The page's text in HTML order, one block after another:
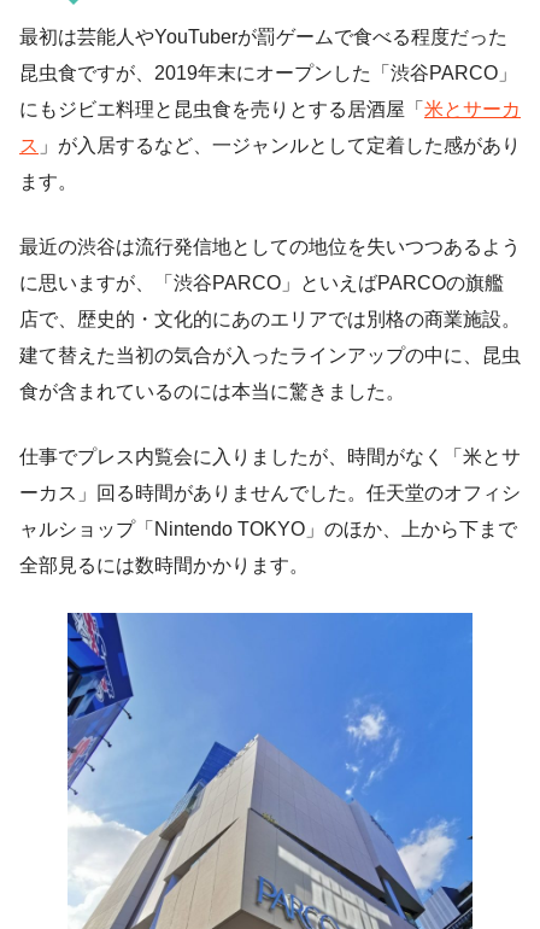
最初は芸能人やYouTuberが罰ゲームで食べる程度だった
昆虫食ですが、2019年末にオープンした「渋谷PARCO」
にもジビエ料理と昆虫食を売りとする居酒屋「 米とサーカ
ス 」が入居するなど、一ジャンルとして定着した感があり
ます。
最近の渋谷は流行発信地としての地位を失いつつあるよう
に思いますが、「渋谷PARCO」といえばPARCOの旗艦
店で、歴史的・文化的にあのエリアでは別格の商業施設。
建て替えた当初の気合が入ったラインアップの中に、昆虫
食が含まれているのには本当に驚きました。
仕事でプレス内覧会に入りましたが、時間がなく「米とサ
ーカス」回る時間がありませんでした。任天堂のオフィシ
ャルショップ「Nintendo TOKYO」のほか、上から下まで
全部見るには数時間かかります。